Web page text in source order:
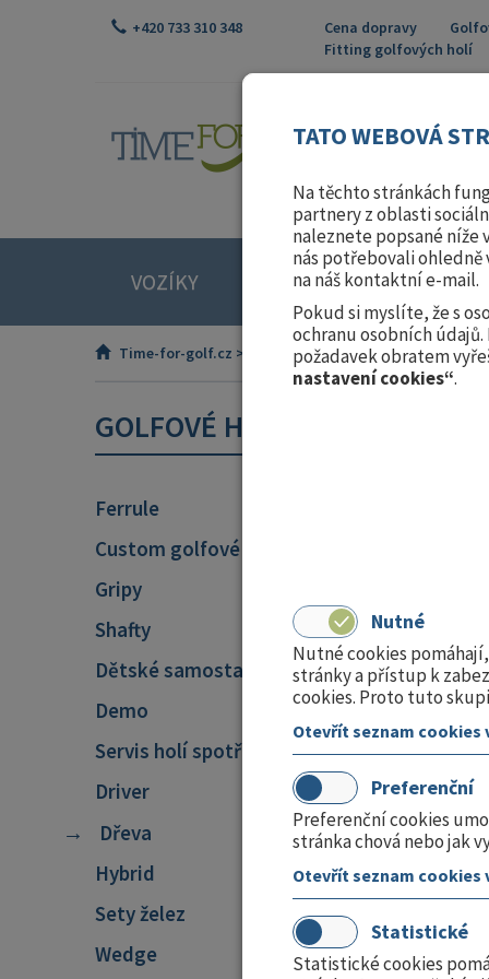
TATO WEBOVÁ
Na těchto stránkách
partnery z oblasti
naleznete popsané níže
nás potřebovali
na náš kontaktní e-mail.
Pokud si myslíte, že s
ochranu osobních
požadavek obratem
nastavení cookies“.
Nutné
Nutné cookies
stránky a přístup k
cookies. Proto tuto
Otevřít seznam cookies
Preferenční
Preferenční cookies
stránka chová nebo jak
Otevřít seznam cookies
Statistické
Statistické cookies
+420 733 310 348 Cena dopravy
Fitting golfových holí
VOZÍKY RUKAVICE
Time-for-golf.cz > Golfové hole>Dřeva
GOLFOVÉ HOLE
Ferrule
Custom golfové hole
Gripy
Shafty
Dětské samostatné hole
Demo
Servis holí spotřební materiál
Driver
Dřeva
Hybrid
Sety želez
Wedge
- Flex
-